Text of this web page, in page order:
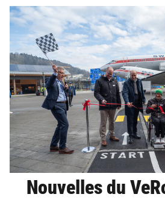
Nouvelles du